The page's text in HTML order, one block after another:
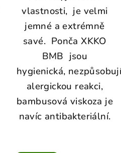
vlastnosti, je velmi
jemné a extrémně
savé. Ponča XKKO
BMB jsou
hygienická,
alergickou reakci,
bambusová viskoza je
navíc antibakteriální.